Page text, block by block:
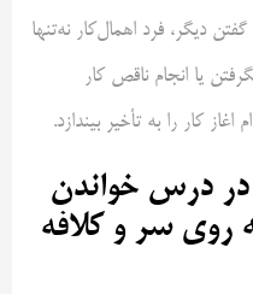
دیگر، فرد اهمال‌کار نه‌تنها
یا انجام ناقص کار
کار را به تأخیر بیندازد.
درس خواندن